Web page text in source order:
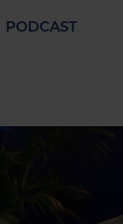
PODCAST